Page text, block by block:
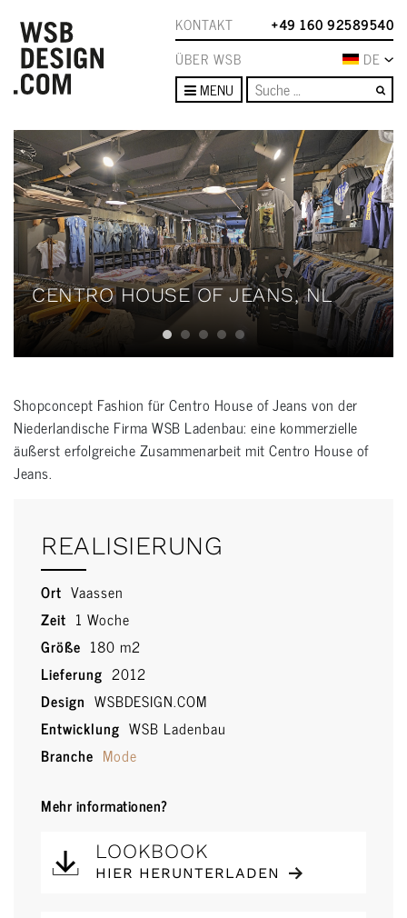
KONTAKT
+49 160 92589540
ÜBER WSB
DE
MENU
CENTRO HOUSE OF JEANS, NL
Shopconcept Fashion für Centro House of Jeans von der
Niederlandische Firma WSB Ladenbau: eine kommerzielle
äußerst erfolgreiche Zusammenarbeit mit Centro House of
Jeans.
REALISIERUNG
Ort Vaassen
Zeit 1 Woche
Größe 180 m2
Lieferung 2012
Design WSBDESIGN.COM
Entwicklung WSB Ladenbau
Branche Mode
Mehr informationen?
LOOKBOOK
HIER HERUNTERLADEN